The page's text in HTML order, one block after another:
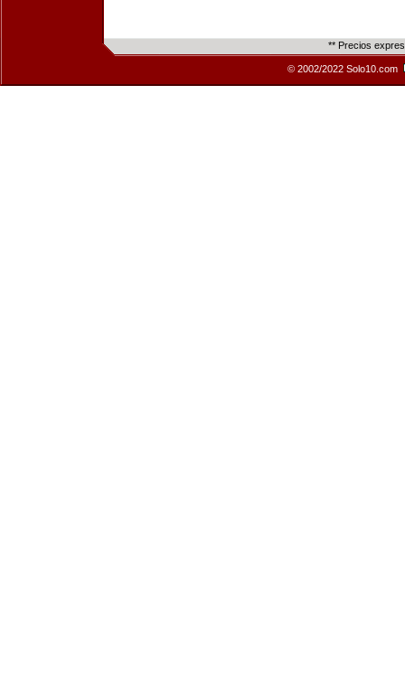
** Precios
© 2002/2022 Solo10.com